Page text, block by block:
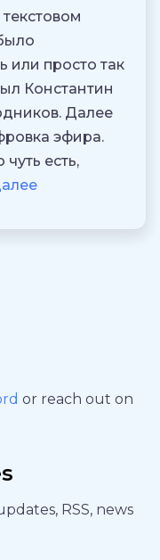
или просто так
Константин
Далее
эфира.
есть,
or reach out on
RSS, news